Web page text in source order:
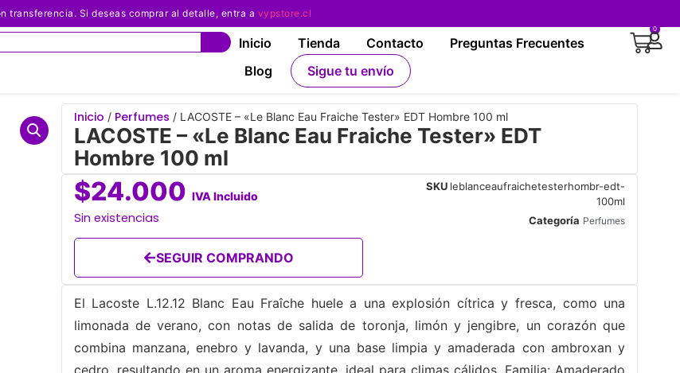
transferencia. Si deseas comprar al detalle, entra a vypstore.cl
Inicio Tienda Contacto
Preguntas Frecuentes
Blog
Sigue tu envío
0
Inicio / Perfumes / LACOSTE – «Le Blanc Eau Fraiche Tester» EDT Hombre 100 ml
LACOSTE – «Le Blanc Eau Fraiche Tester» EDT
Hombre 100 ml
$24.000 IVA Incluido
Sin existencias
SEGUIR COMPRANDO
SKU leblanceaufraichetesterhombr-edt-
100ml
Categoría Perfumes
El Lacoste L.12.12 Blanc Eau Fraîche huele a una explosión cítrica y fresca, como una
limonada de verano, con notas de salida de toronja, limón y jengibre, un corazón que
combina manzana, enebro y lavanda, y una base limpia y amaderada con ambroxan y